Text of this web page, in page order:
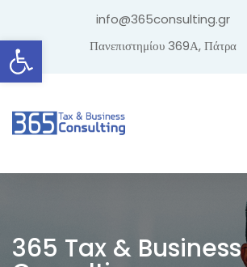
Ανοίξτε τη γραμμή
info@365consulting.gr
Πανεπιστημίου 369Α, Πάτρα
365 Tax & Business